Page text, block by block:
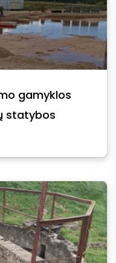
gamyklos
statybos